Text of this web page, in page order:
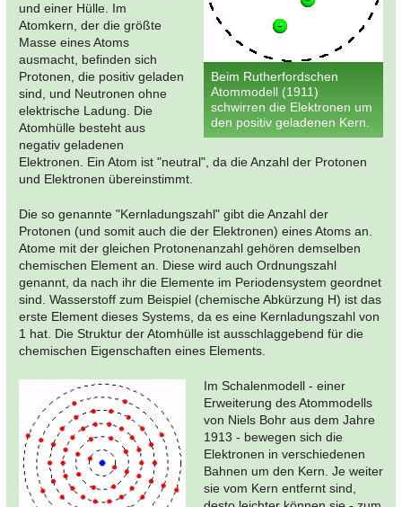
Beim Rutherfordschen
Atommodell (1911)
schwirren die Elektronen um
den positiv geladenen Kern.
und einer Hülle. Im
Atomkern, der die größte
Masse eines Atoms
ausmacht, befinden sich
Protonen, die positiv geladen
sind, und Neutronen ohne
elektrische Ladung. Die
Atomhülle besteht aus
negativ geladenen
Elektronen. Ein Atom ist "neutral", da die Anzahl der Protonen
und Elektronen übereinstimmt.
Die so genannte "Kernladungszahl" gibt die Anzahl der
Protonen (und somit auch die der Elektronen) eines Atoms an.
Atome mit der gleichen Protonenanzahl gehören demselben
chemischen Element an. Diese wird auch Ordnungszahl
genannt, da nach ihr die Elemente im Periodensystem geordnet
sind. Wasserstoff zum Beispiel (chemische Abkürzung H) ist das
erste Element dieses Systems, da es eine Kernladungszahl von
1 hat. Die Struktur der Atomhülle ist ausschlaggebend für die
chemischen Eigenschaften eines Elements.
Im Schalenmodell - einer
Erweiterung des Atommodells
von Niels Bohr aus dem Jahre
1913 - bewegen sich die
Elektronen in verschiedenen
Bahnen um den Kern. Je weiter
sie vom Kern entfernt sind,